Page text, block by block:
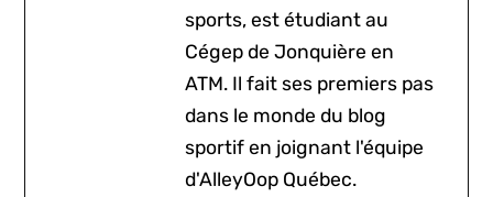
sports, est étudiant au
Cégep de Jonquière en
ATM. Il fait ses premiers pas
dans le monde du blog
sportif en joignant l'équipe
d'AlleyOop Québec.